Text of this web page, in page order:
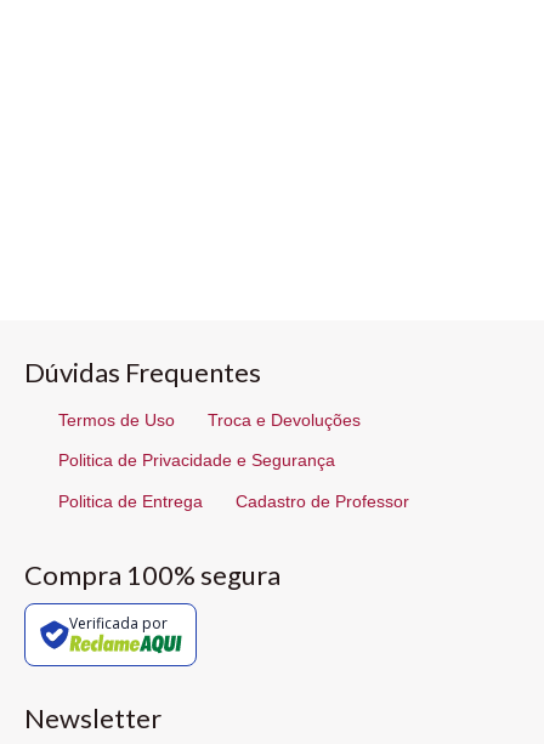
Dúvidas Frequentes
Termos de Uso Troca e Devoluções
Politica de Privacidade e Segurança
Politica de Entrega Cadastro de Professor
Compra 100% segura
Verificada por
Newsletter